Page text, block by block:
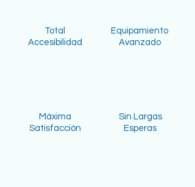
Total
Accesibilidad
Equipamiento
Avanzado
Máxima
Satisfacción
Sin Largas
Esperas